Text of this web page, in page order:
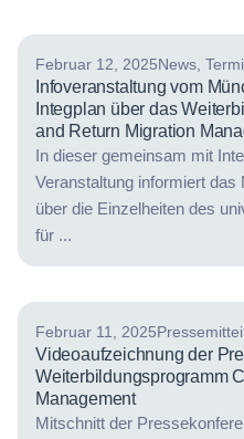
Februar 12, 2025News
Infoveranstaltung vom
Integplan über das
and Return Migration
In dieser gemeinsam mit
Veranstaltung informiert
über die Einzelheiten des
für ...
Februar 11, 2025
Videoaufzeichnung der
Weiterbildungsprogramm
Management
Mitschnitt der